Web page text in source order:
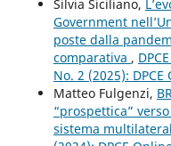
Silvia Siciliano,
Government
poste dalla
comparativa ,
No. 2 (2025):
Matteo Fulgenzi,
“prospettica”
sistema